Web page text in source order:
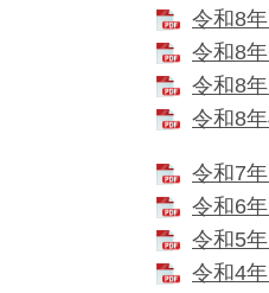
令和8
令和8
令和8
令和8
令和7
令和6
令和5
令和4